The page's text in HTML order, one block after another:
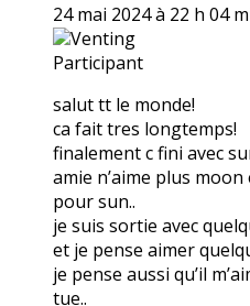
24 mai 2024 à 22 h 04
Venting
Participant
salut tt le monde!
ca fait tres longtemps!
finalement c fini avec
amie n’aime plus
pour sun..
je suis sortie avec
et je pense aimer
je pense aussi qu’il
tue..